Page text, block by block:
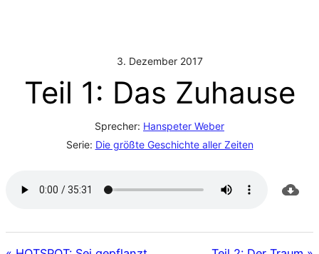
3. Dezember 2017
Teil 1: Das Zuhause
Sprecher: Hanspeter Weber
Serie: Die größte Geschichte aller Zeiten